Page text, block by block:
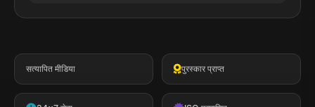
सत्यापित मीडिया पुरस्कार प्राप्त